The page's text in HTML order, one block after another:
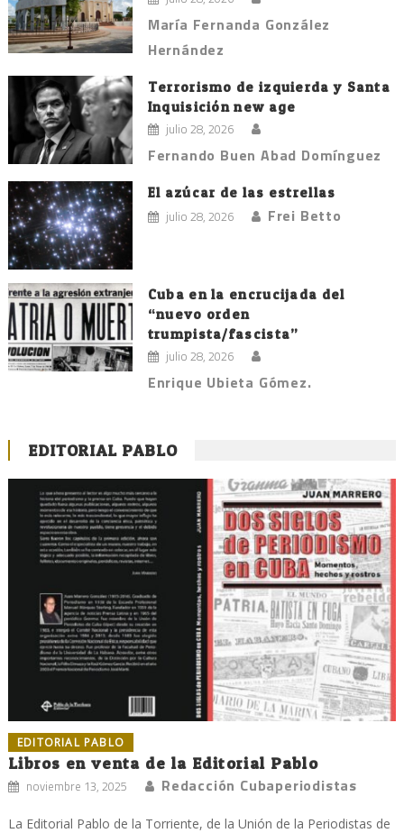
María Fernanda González
Hernández
Terrorismo de izquierda y Santa
Inquisición new age
julio 28, 2026
Fernando Buen Abad Domínguez
El azúcar de las estrellas
julio 28, 2026 Frei Betto
Cuba en la encrucijada del
“nuevo orden
trumpista/fascista”
julio 28, 2026
Enrique Ubieta Gómez.
EDITORIAL PABLO
EDITORIAL PABLO
Libros en venta de la Editorial Pablo
noviembre 13, 2025 Redacción Cubaperiodistas
La Editorial Pablo de la Torriente, de la Unión de la Periodistas de